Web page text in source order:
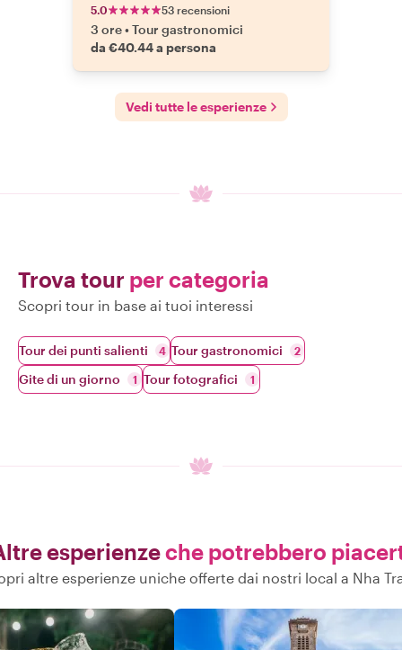
5.0 53 recensioni
3 ore•Tour gastronomici
da €40.44 a persona
Vedi tutte le esperienze
Trova tour per categoria
Scopri tour in base ai tuoi interessi
Tour dei punti salienti 4 Tour gastronomici 2
Gite di un giorno 1 Tour fotografici 1
esperienzeche potrebbero
altre esperienze uniche offerte dai nostri local a Nha